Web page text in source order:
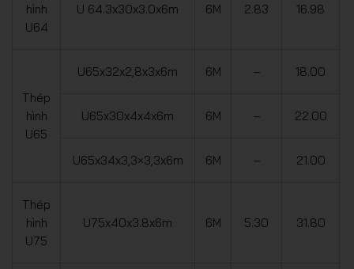
hình
U64
U 64.3x30x3.0x6m 6M 2.83 16.98
Thép
hình
U65
U65x32x2,8x3x6m 6M – 18.00
U65x30x4x4x6m 6M – 22.00
U65x34x3,3×3,3x6m 6M – 21.00
Thép
hình
U75
U75x40x3.8x6m 6M 5.30 31.80